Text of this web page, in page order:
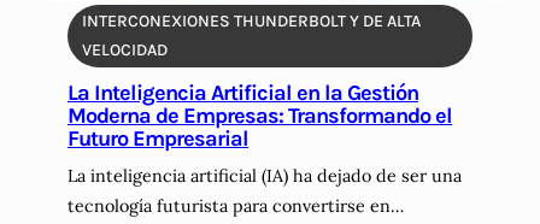
e
t
e
t
u
s
a
u
í
a
C
o
m
p
l
n
a
s
D
i
g
i
INTERCONEXIONES THUNDERBOLT Y DE ALTA
VELOCIDAD
La Inteligencia Artificial en la Gestión
Moderna de Empresas: Transformando el
Futuro Empresarial
La inteligencia artificial (IA) ha dejado de ser una
tecnología futurista para convertirse en…